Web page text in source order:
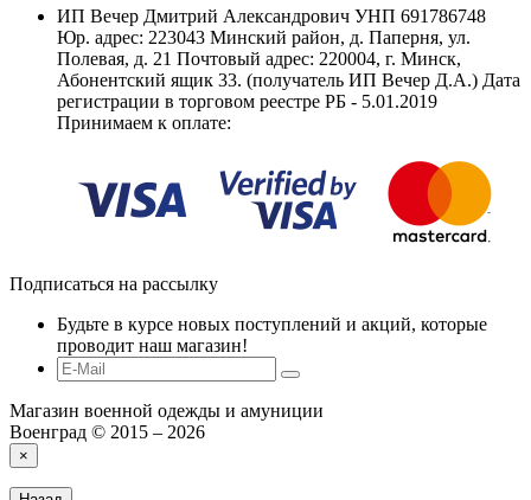
ИП Вечер Дмитрий Александрович УНП 691786748
Юр. адрес: 223043 Минский район, д. Паперня, ул.
Полевая, д. 21 Почтовый адрес: 220004, г. Минск,
Абонентский ящик 33. (получатель ИП Вечер Д.А.) Дата
регистрации в торговом реестре РБ - 5.01.2019
Принимаем к оплате:
Подписаться на рассылку
Будьте в курсе новых поступлений и акций, которые
проводит наш магазин!
Магазин военной одежды и амуниции
Военград © 2015 – 2026
×